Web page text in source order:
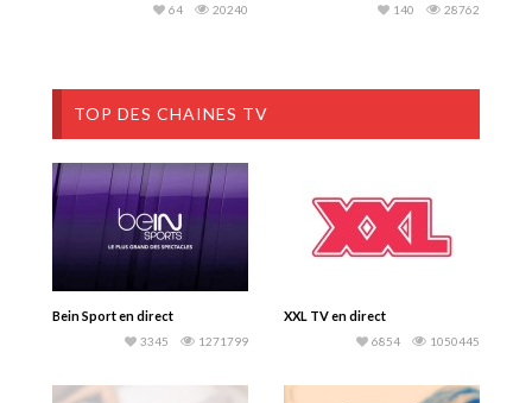
20240
64 28762
140
TOP DES CHAINES TV
Bein Sport en direct
1271799
3345
XXL TV en direct
1050445
6854